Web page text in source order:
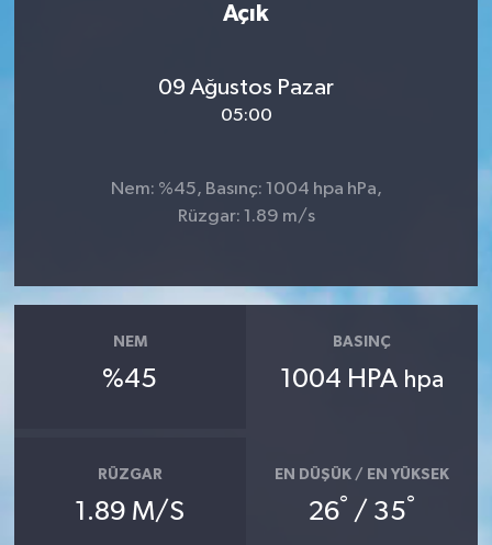
Açık
09 Ağustos Pazar
05:00
Nem: %45, Basınç: 1004 hpa hPa,
Rüzgar: 1.89 m/s
NEM
%45
BASINÇ
1004 HPA hpa
RÜZGAR
1.89 M/S
EN DÜŞÜK / EN YÜKSEK
26° / 35°